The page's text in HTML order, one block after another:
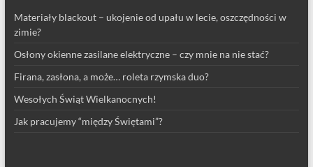
Materiały blackout – ukojenie od upału w lecie, oszczędności w
zimie?
Osłony okienne zasilane elektryczne – czy mnie na nie stać?
Firana, zasłona, a może… roleta rzymska duo?
Wesołych Świąt Wielkanocnych!
Jak pracujemy “między Świętami”?